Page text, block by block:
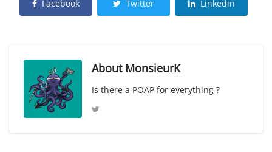
Facebook Twitter Linkedin
About MonsieurK
Is there a POAP for everything ?